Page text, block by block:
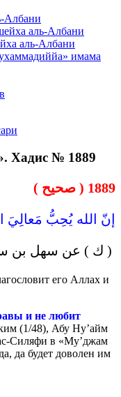
Албани
аль-Албани
аль-Албани
имама
Хадис № 1889
1889 ( صحيح )
إنّ الله يُحِبُّ مَعالِيَ
( ك ) عن سهل بن
его Аллах и
и не любит
(1/48), Абу Ну’айм
Силяфи в «Му’джам
да будет доволен им